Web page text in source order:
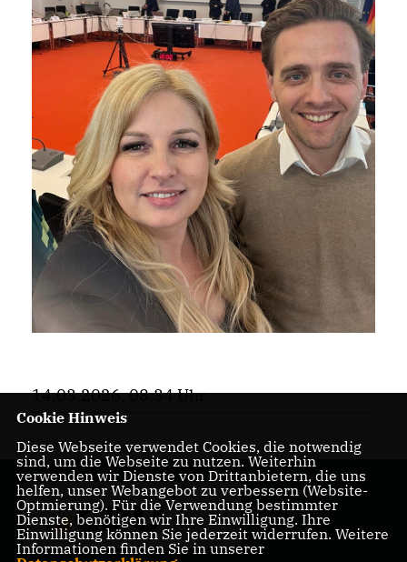
14.03.2026, 08:34 Uhr
Internetauftritt der
CDU Bernau
Cookie Hinweis
Diese Webseite verwendet Cookies, die notwendig
sind, um die Webseite zu nutzen. Weiterhin
verwenden wir Dienste von Drittanbietern, die uns
helfen, unser Webangebot zu verbessern (Website-
Optmierung). Für die Verwendung bestimmter
Dienste, benötigen wir Ihre Einwilligung. Ihre
Einwilligung können Sie jederzeit widerrufen. Weitere
Informationen finden Sie in unserer